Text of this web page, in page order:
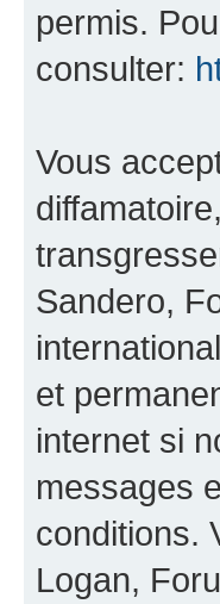
permis.
consulter:
Vous
Sandero,
et
internet si
messages
conditions.
Logan,